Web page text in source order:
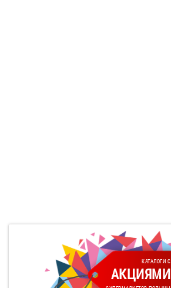
КАТАЛОГИ С
АКЦИЯМИ